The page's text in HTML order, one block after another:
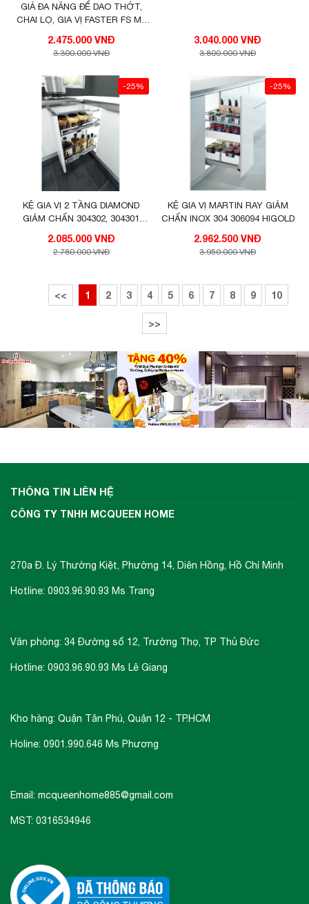
GIÁ ĐA NĂNG ĐỂ DAO THỚT,
CHAI LỌ, GIA VỊ FASTER FS MF
2.475.000 VNĐ
3.300.000 VNĐ
3.040.000 VNĐ
3.800.000 VNĐ
-25%
KỆ GIA VỊ 2 TẦNG DIAMOND
GIẢM CHẤN 304302, 304301
2.085.000 VNĐ
2.780.000 VNĐ
-25%
KỆ GIA VỊ MARTIN RAY GIẢM
CHẤN INOX 304 306094 HIGOLD
2.962.500 VNĐ
3.950.000 VNĐ
<< 1 2 3 4 5 6 7 8 9 10
>>
THÔNG TIN LIÊN HỆ
CÔNG TY TNHH MCQUEEN HOME
270a Đ. Lý Thường Kiệt, Phường 14, Diên Hồng, Hồ Chí Minh
Hotline: 0903.96.90.93 Ms Trang
Văn phòng: 34 Đường số 12, Trường Thọ, TP Thủ Đức
Hotline: 0903.96.90.93 Ms Lê Giang
Kho hàng: Quận Tân Phú, Quận 12 - TP.HCM
Holine: 0901.990.646 Ms Phương
Email: mcqueenhome885@gmail.com
MST: 0316534946